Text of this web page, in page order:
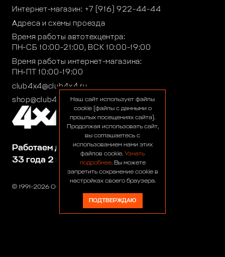
© 1991-2026 ООО «Сервис 4х4»
Работаем для вас:
33 года 2 месяца 26 дней
Интернет-магазин: +7 (916) 922-44-44
Адреса и схемы проезда
Время работы автотехцентра:
ПН-СБ 10:00-21:00, ВСК 10:00-19:00
Время работы интернет-магазина:
ПН-ПТ 10:00-19:00
club4x4@club4x4.ru
shop@club4x4.ruНаш сайт использует файлы
cookie (файлы с данными о
прошлых посещениях сайта).
Продолжая использовать сайт,
вы соглашаетесь с
использованием нами этих
файлов cookie. Узнать
подробнее. Вы можете
запретить сохранение cookie в
настройках своего браузера.
ПОДТВЕРЖДАЮ